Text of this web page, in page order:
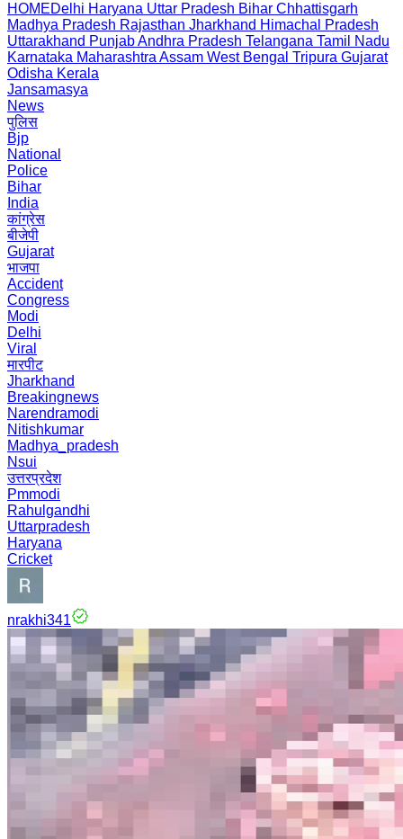
HOMEDelhi Haryana Uttar Pradesh Bihar Chhattisgarh
Madhya Pradesh Rajasthan Jharkhand Himachal Pradesh
Uttarakhand PunjabAndhra Pradesh Telangana Tamil Nadu
Karnataka Maharashtra Assam West Bengal Tripura Gujarat
Odisha Kerala
Jansamasya
News
पुलिस
Bjp
National
Police
Bihar
India
कांग्रेस
बीजेपी
Gujarat
भाजपा
Accident
Congress
Modi
Delhi
Viral
मारपीट
Jharkhand
Breakingnews
Narendramodi
Nitishkumar
Madhya_pradesh
Nsui
उत्तरप्रदेश
Pmmodi
Rahulgandhi
Uttarpradesh
Haryana
Cricket
nrakhi341